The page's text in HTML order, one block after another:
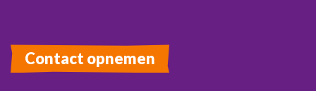
Contact opnemen